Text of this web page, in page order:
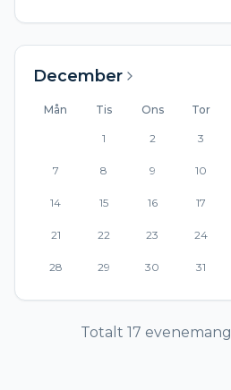
December
Mån Tis Ons Tor
1 2 3
7 8 9 10
14 15 16 17
21 22 23 24
28 29 30 31
Totalt 17 evenemang